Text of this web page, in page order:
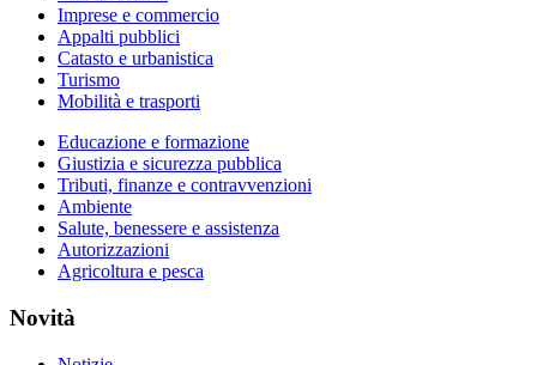
Imprese e commercio
Appalti pubblici
Catasto e urbanistica
Turismo
Mobilità e trasporti
Educazione e formazione
Giustizia e sicurezza pubblica
Tributi, finanze e contravvenzioni
Ambiente
Salute, benessere e assistenza
Autorizzazioni
Agricoltura e pesca
Novità